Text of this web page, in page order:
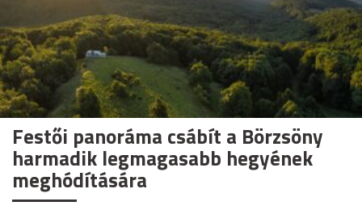
Festői panoráma csábít a Börzsöny
harmadik legmagasabb hegyének
meghódítására